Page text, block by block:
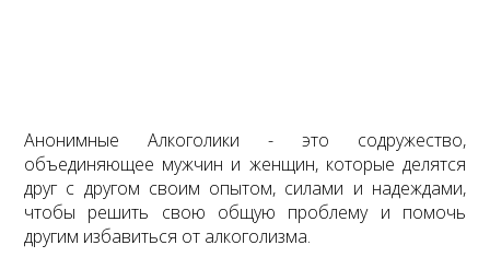
Анонимные Алкоголики - это содружество,
объединяющее мужчин и женщин, которые делятся
друг с другом своим опытом, силами и надеждами,
чтобы решить свою общую проблему и помочь
другим избавиться от алкоголизма.